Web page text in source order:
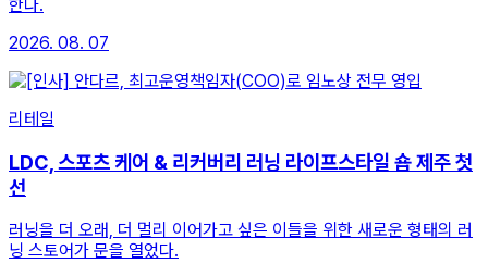
한다.
2026. 08. 07
리테일
LDC, 스포츠 케어 & 리커버리 러닝 라이프스타일 숍 제주 첫
선
러닝을 더 오래, 더 멀리 이어가고 싶은 이들을 위한 새로운 형태의 러
닝 스토어가 문을 열었다.